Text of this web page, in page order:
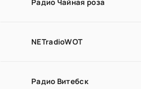
NETradioWOT
Радио Витебск